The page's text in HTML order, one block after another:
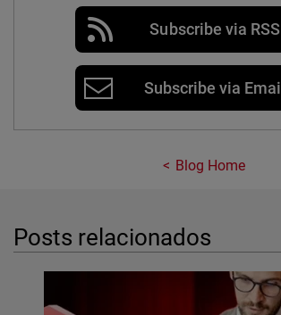
Subscribe via RSS
Subscribe via Email
Blog Home
Posts relacionados